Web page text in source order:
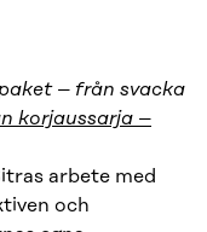
– från svacka
korjaussarja –
arbete med
och